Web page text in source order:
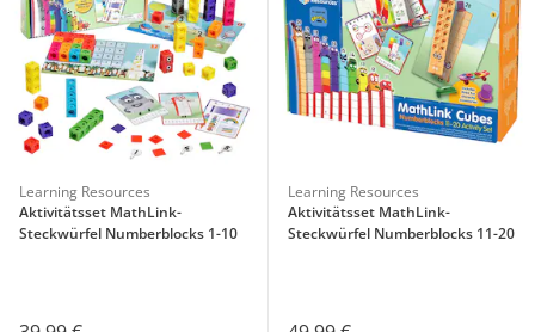
Learning Resources
Aktivitätsset MathLink-
Steckwürfel Numberblocks 1-10
Learning Resources
Aktivitätsset MathLink-
Steckwürfel Numberblocks 11-20